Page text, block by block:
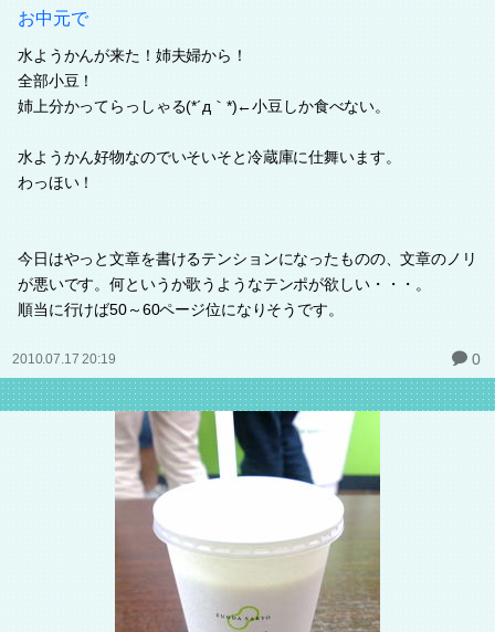
お中元で
水ようかんが来た！姉夫婦から！
全部小豆！
姉上分かってらっしゃる(*´д｀*)←小豆しか食べない。
水ようかん好物なのでいそいそと冷蔵庫に仕舞います。
わっほい！
今日はやっと文章を書けるテンションになったものの、文章のノリ
が悪いです。何というか歌うようなテンポが欲しい・・・。
順当に行けば50～60ページ位になりそうです。
2010.07.17 20:19 0